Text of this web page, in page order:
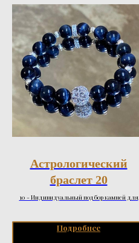
Астрологический
браслет 20
10 - Индивидуальный подбор камней для
Подробнее